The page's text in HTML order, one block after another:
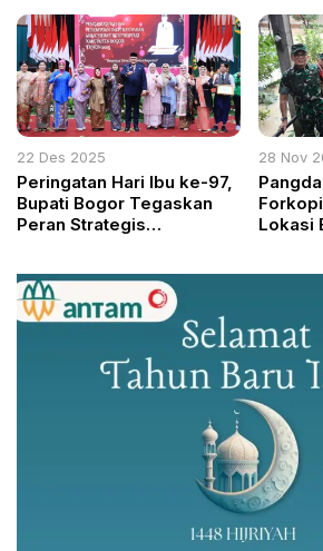
22 Des 2025
Peringatan Hari Ibu ke-97,
Bupati Bogor Tegaskan
Peran Strategis
28 Nov
Lokasi